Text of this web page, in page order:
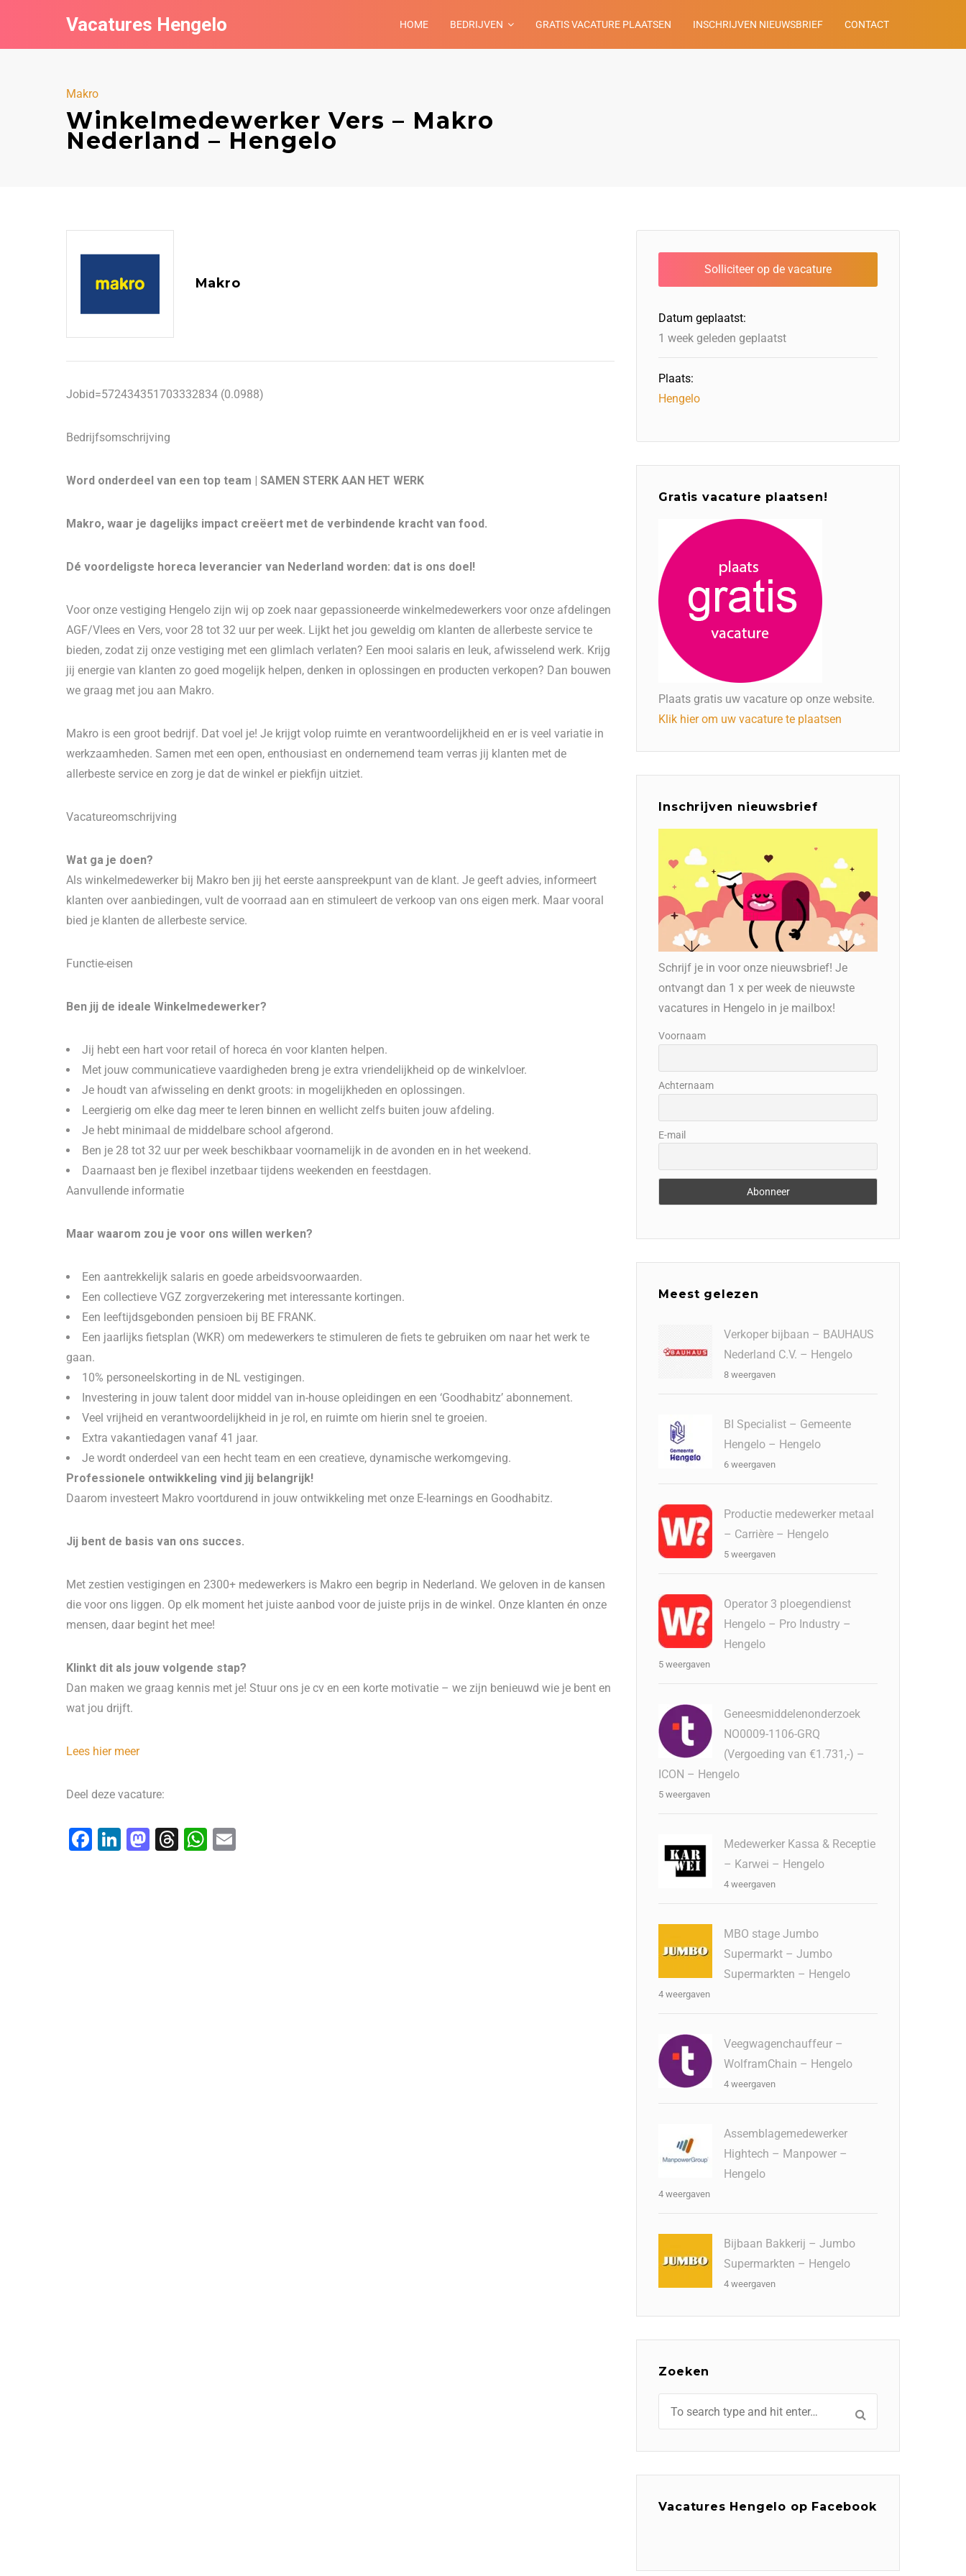
Vacatures Hengelo HOME BEDRIJVEN GRATIS VACATURE PLAATSEN INSCHRIJVEN NIEUWSBRIEF CONTACT
Makro
Winkelmedewerker Vers – Makro
Nederland – Hengelo
Makro
Jobid=572434351703332834 (0.0988)
Bedrijfsomschrijving
Word onderdeel van een top team | SAMEN STERK AAN HET WERK
Makro, waar je dagelijks impact creëert met de verbindende kracht van food.
Dé voordeligste horeca leverancier van Nederland worden: dat is ons doel!
Voor onze vestiging Hengelo zijn wij op zoek naar gepassioneerde winkelmedewerkers voor onze afdelingen
AGF/Vlees en Vers, voor 28 tot 32 uur per week. Lijkt het jou geweldig om klanten de allerbeste service te
bieden, zodat zij onze vestiging met een glimlach verlaten? Een mooi salaris en leuk, afwisselend werk. Krijg
jij energie van klanten zo goed mogelijk helpen, denken in oplossingen en producten verkopen? Dan bouwen
we graag met jou aan Makro.
Makro is een groot bedrijf. Dat voel je! Je krijgt volop ruimte en verantwoordelijkheid en er is veel variatie in
werkzaamheden. Samen met een open, enthousiast en ondernemend team verras jij klanten met de
allerbeste service en zorg je dat de winkel er piekfijn uitziet.
Vacatureomschrijving
Wat ga je doen?
Als winkelmedewerker bij Makro ben jij het eerste aanspreekpunt van de klant. Je geeft advies, informeert
klanten over aanbiedingen, vult de voorraad aan en stimuleert de verkoop van ons eigen merk. Maar vooral
bied je klanten de allerbeste service.
Functie-eisen
Ben jij de ideale Winkelmedewerker?
Jij hebt een hart voor retail of horeca én voor klanten helpen.
Met jouw communicatieve vaardigheden breng je extra vriendelijkheid op de winkelvloer.
Je houdt van afwisseling en denkt groots: in mogelijkheden en oplossingen.
Leergierig om elke dag meer te leren binnen en wellicht zelfs buiten jouw afdeling.
Je hebt minimaal de middelbare school afgerond.
Ben je 28 tot 32 uur per week beschikbaar voornamelijk in de avonden en in het weekend.
Daarnaast ben je flexibel inzetbaar tijdens weekenden en feestdagen.
Aanvullende informatie
Maar waarom zou je voor ons willen werken?
Een aantrekkelijk salaris en goede arbeidsvoorwaarden.
Een collectieve VGZ zorgverzekering met interessante kortingen.
Een leeftijdsgebonden pensioen bij BE FRANK.
Een jaarlijks fietsplan (WKR) om medewerkers te stimuleren de fiets te gebruiken om naar het werk te
gaan.
10% personeelskorting in de NL vestigingen.
Investering in jouw talent door middel van in-house opleidingen en een ‘Goodhabitz’ abonnement.
Veel vrijheid en verantwoordelijkheid in je rol, en ruimte om hierin snel te groeien.
Extra vakantiedagen vanaf 41 jaar.
Je wordt onderdeel van een hecht team en een creatieve, dynamische werkomgeving.
Professionele ontwikkeling vind jij belangrijk!
Daarom investeert Makro voortdurend in jouw ontwikkeling met onze E-learnings en Goodhabitz.
Jij bent de basis van ons succes.
Met zestien vestigingen en 2300+ medewerkers is Makro een begrip in Nederland. We geloven in de kansen
die voor ons liggen. Op elk moment het juiste aanbod voor de juiste prijs in de winkel. Onze klanten én onze
mensen, daar begint het mee!
Klinkt dit als jouw volgende stap?
Dan maken we graag kennis met je! Stuur ons je cv en een korte motivatie – we zijn benieuwd wie je bent en
wat jou drijft.
Lees hier meer
Deel deze vacature:
F
Li
M T
W
Datum geplaatst:
1 week geleden geplaatst
Plaats:
Hengelo
Gratis vacature plaatsen!
Plaats gratis uw vacature op onze website.
Klik hier om uw vacature te plaatsen
Inschrijven nieuwsbrief
Schrijf je in voor onze nieuwsbrief! Je
ontvangt dan 1 x per week de nieuwste
vacatures in Hengelo in je mailbox!
Voornaam
Achternaam
E-mail
Meest gelezen
Verkoper bijbaan – BAUHAUS
Nederland C.V. – Hengelo
8 weergaven
BI Specialist – Gemeente
Hengelo – Hengelo
6 weergaven
Productie medewerker metaal
– Carrière – Hengelo
5 weergaven
Operator 3 ploegendienst
Hengelo – Pro Industry –
Hengelo
5 weergaven
Geneesmiddelenonderzoek
NO0009-1106-GRQ
(Vergoeding van €1.731,-) –
ICON – Hengelo
5 weergaven
Medewerker Kassa & Receptie
– Karwei – Hengelo
4 weergaven
MBO stage Jumbo
Supermarkt – Jumbo
Supermarkten – Hengelo
4 weergaven
Veegwagenchauffeur –
WolframChain – Hengelo
4 weergaven
Assemblagemedewerker
Hightech – Manpower –
Hengelo
4 weergaven
Bijbaan Bakkerij – Jumbo
Supermarkten – Hengelo
4 weergaven
Zoeken
Vacatures Hengelo op Facebook